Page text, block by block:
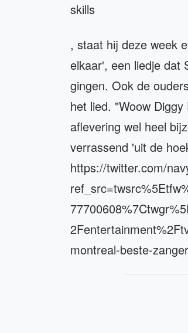
skills
, staat hij deze week
elkaar', een liedje dat
gingen. Ook de
het lied. "Woow
aflevering wel heel
verrassend 'uit de
https://twitter.com/
montreal-beste-